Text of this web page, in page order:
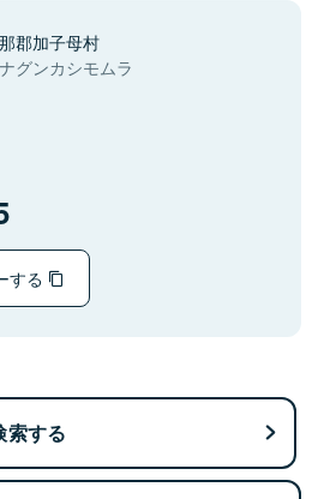
郡加子母村
グンカシモムラ
する
索する